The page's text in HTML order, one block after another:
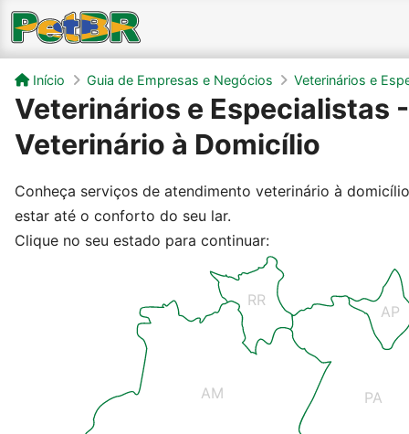
Início Guia de Empresas e Negócios Veterinários e
Veterinários e Especialistas
Veterinário à Domicílio
Conheça serviços de atendimento veterinário à
estar até o conforto do seu lar.
Clique no seu estado para continuar:
AP
PA
RR
AM